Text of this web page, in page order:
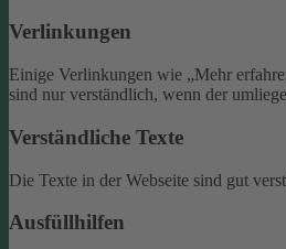
Verlinkungen
Einige Verlinkungen wie „Mehr
sind nur verständlich, wenn der
Verständliche Texte
Die Texte in der Webseite sind gut
Ausfüllhilfen